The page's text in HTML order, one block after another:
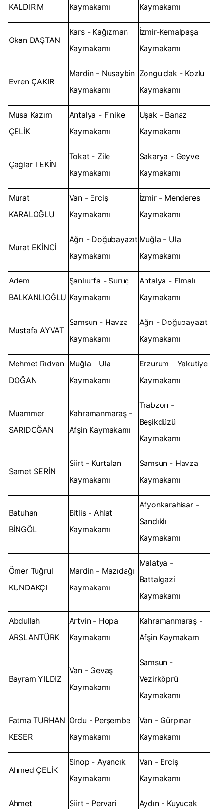
KALDIRIM Kaymakamı Kaymakamı
Okan DAŞTAN
Kars - Kağızman
Kaymakamı
İzmir-Kemalpaşa
Kaymakamı
Evren ÇAKIR
Mardin - Nusaybin
Kaymakamı
Zonguldak - Kozlu
Kaymakamı
Musa Kazım
ÇELİK
Antalya - Finike
Kaymakamı
Uşak - Banaz
Kaymakamı
Çağlar TEKİN
Tokat - Zile
Kaymakamı
Sakarya - Geyve
Kaymakamı
Murat
KARALOĞLU
Van - Erciş
Kaymakamı
İzmir - Menderes
Kaymakamı
Murat EKİNCİ
Ağrı - Doğubayazıt
Kaymakamı
Muğla - Ula
Kaymakamı
Adem
BALKANLIOĞLU
Şanlıurfa - Suruç
Kaymakamı
Antalya - Elmalı
Kaymakamı
Mustafa AYVAT
Samsun - Havza
Kaymakamı
Ağrı - Doğubayazıt
Kaymakamı
Mehmet Rıdvan
DOĞAN
Muğla - Ula
Kaymakamı
Erzurum - Yakutiye
Kaymakamı
Muammer
SARIDOĞAN
Kahramanmaraş -
Afşin Kaymakamı
Trabzon -
Beşikdüzü
Kaymakamı
Samet SERİN
Siirt - Kurtalan
Kaymakamı
Samsun - Havza
Kaymakamı
Batuhan
BİNGÖL
Bitlis - Ahlat
Kaymakamı
Afyonkarahisar -
Sandıklı
Kaymakamı
Ömer Tuğrul
KUNDAKÇI
Mardin - Mazıdağı
Kaymakamı
Malatya -
Battalgazi
Kaymakamı
Abdullah
ARSLANTÜRK
Artvin - Hopa
Kaymakamı
Kahramanmaraş -
Afşin Kaymakamı
Bayram YILDIZ
Van - Gevaş
Kaymakamı
Samsun -
Vezirköprü
Kaymakamı
Fatma TURHAN
KESER
Ordu - Perşembe
Kaymakamı
Van - Gürpınar
Kaymakamı
Ahmed ÇELİK
Sinop - Ayancık
Kaymakamı
Van - Erciş
Kaymakamı
Ahmet
Siirt - Pervari
Aydın - Kuyucak